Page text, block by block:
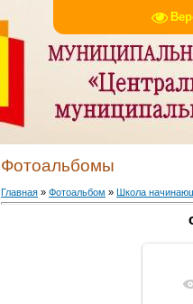
Фотоальбомы
Главная » Фотоальбом » Школа
В